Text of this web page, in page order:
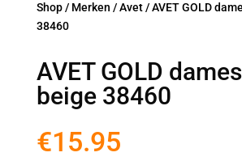
Shop/ Merken /Avet/ AVET GOLD
38460
AVET GOLD
beige 38460
€15.95